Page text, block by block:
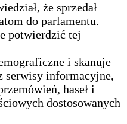
że sprzedał
do parlamentu.
potwierdzić tej
i skanuje
serwisy informacyjne,
haseł i
dostosowanych